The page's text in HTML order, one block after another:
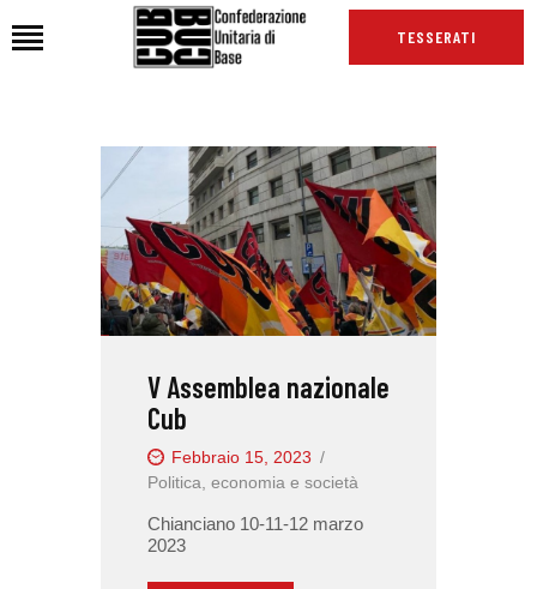
TESSERATI
HOME
CHI SIAMO
SEDI
NEWS
PODCAST CUB
INTERNAZIONALE
RASSEGNA STAMPA
V Assemblea nazionale
Cub
Febbraio 15, 2023
Politica, economia e società
Chianciano 10-11-12 marzo
2023